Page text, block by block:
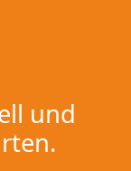
und